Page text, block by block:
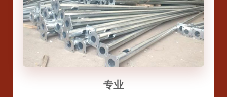
节能环保
专业
品质保障
按需定制
节能环保
专业